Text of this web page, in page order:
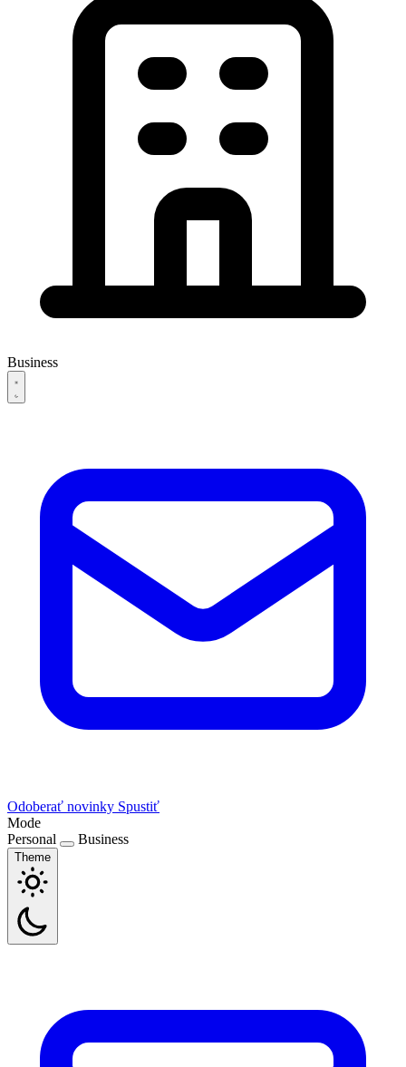
Business
Odoberať novinky Spustiť
Mode
Personal
Business
Theme